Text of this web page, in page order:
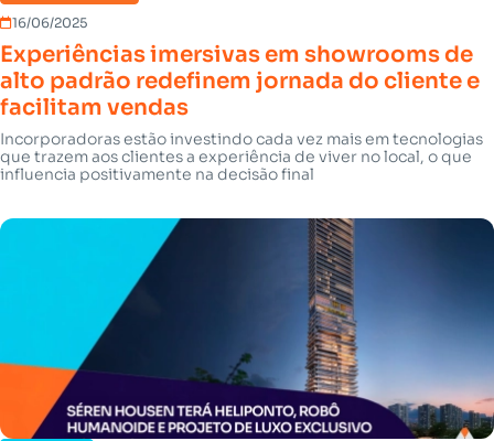
16/06/2025
Experiências imersivas em showrooms de
alto padrão redefinem jornada do cliente e
facilitam vendas
Incorporadoras estão investindo cada vez mais em tecnologias
que trazem aos clientes a experiência de viver no local, o que
influencia positivamente na decisão final